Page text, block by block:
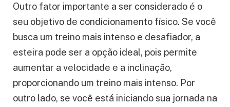
Outro fator importante a ser considerado é o
seu objetivo de condicionamento físico. Se você
busca um treino mais intenso e desafiador, a
esteira pode ser a opção ideal, pois permite
aumentar a velocidade e a inclinação,
proporcionando um treino mais intenso. Por
outro lado, se você está iniciando sua jornada na